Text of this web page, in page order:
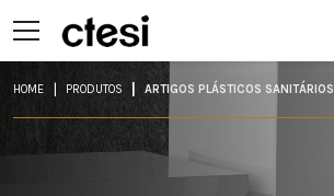
HOME PRODUTOS ARTIGOS PLÁSTICOS SANITÁRIOS